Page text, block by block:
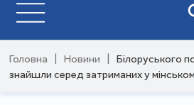
Головна Новини
Білоруського
знайшли серед затриманих у